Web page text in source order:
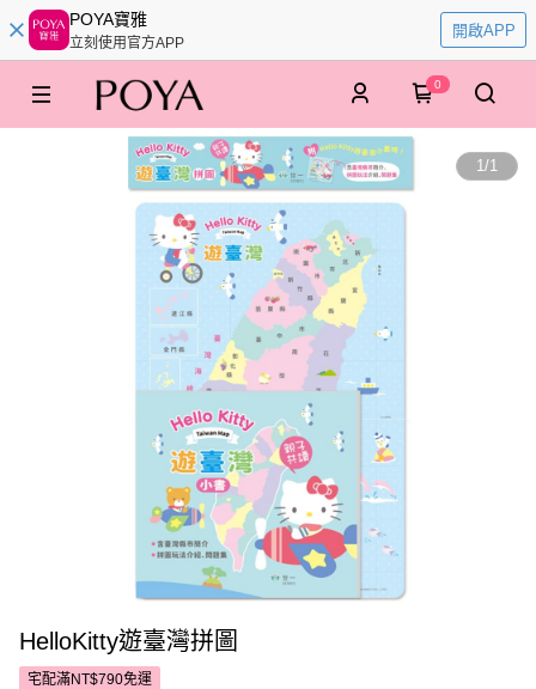
POYA寶雅
立刻使用官方APP
開啟APP
0
1/1
HelloKitty遊臺灣拼圖
宅配滿NT$790免運